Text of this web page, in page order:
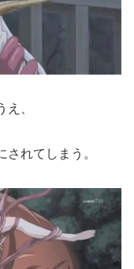
、
れてしまう。